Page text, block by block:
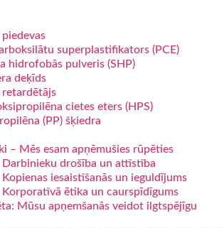
superplastifikators (PCE)
hidrofobās pulveris (SHP)
deķīds
retardētājs
cietes eters (HPS)
(PP) šķiedra
– Mēs esam apņēmušies rūpēties
Darbinieku drošība un attīstība
Kopienas iesaistīšanās un ieguldījums
Korporatīvā ētika un caurspīdīgums
Mūsu apņemšanās veidot ilgtspējīgu